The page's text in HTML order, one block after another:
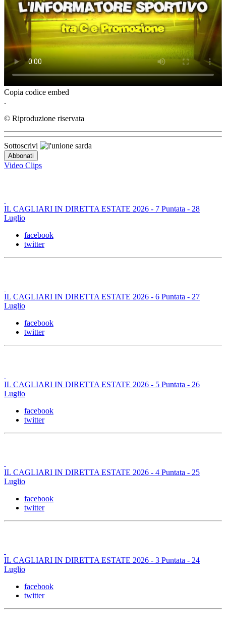
Copia codice embed
.
© Riproduzione riservata
Sottoscrivi
Video Clips
IL CAGLIARI IN DIRETTA ESTATE 2026 - 7 Puntata - 28
Luglio
facebook
twitter
IL CAGLIARI IN DIRETTA ESTATE 2026 - 6 Puntata - 27
Luglio
facebook
twitter
IL CAGLIARI IN DIRETTA ESTATE 2026 - 5 Puntata - 26
Luglio
facebook
twitter
IL CAGLIARI IN DIRETTA ESTATE 2026 - 4 Puntata - 25
Luglio
facebook
twitter
IL CAGLIARI IN DIRETTA ESTATE 2026 - 3 Puntata - 24
Luglio
facebook
twitter